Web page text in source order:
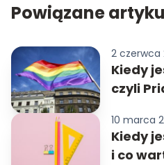
Powiązane
2 czerwca
Kiedy
czyli
10 marca
Kiedy
i co